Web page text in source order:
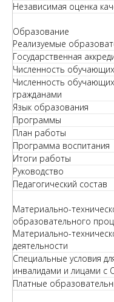
Независимая оценка
Образование
Реализуемые
Государственная
Численность
Численность
гражданами
Язык образования
Программы
План работы
Программа воспитания
Итоги работы
Руководство
Педагогический состав
Материально-
образовательного
Материально-
деятельности
Специальные условия
инвалидами и лицами с
Платные